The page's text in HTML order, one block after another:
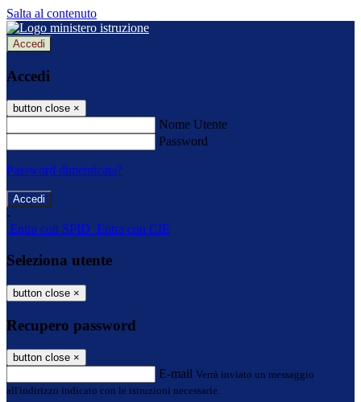
Salta al contenuto
Accedi
Accedi
button close ×
Nome Utente
Password
Password dimenticata?
-
Entra con SPID Entra con CIE
Seleziona utente
button close ×
Recupero password
button close ×
E-mail Verrà inviato un messaggio
all'indirizzo indicato con le istruzioni necessarie.